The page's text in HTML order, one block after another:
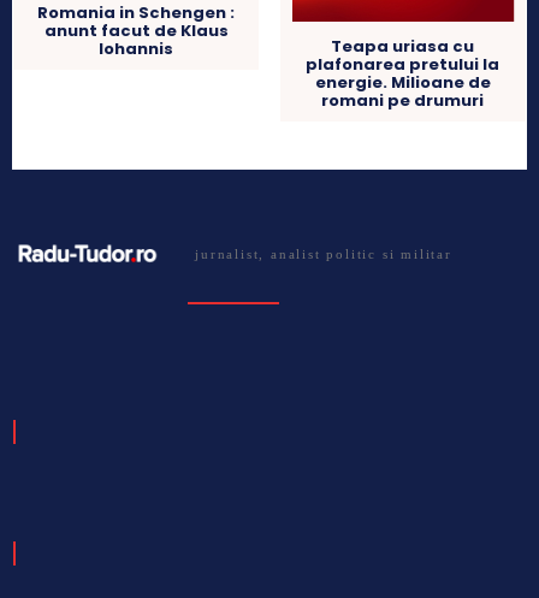
Romania in Schengen :
anunt facut de Klaus
Iohannis Teapa uriasa cu
plafonarea pretului la
energie. Milioane de
romani pe drumuri
jurnalist, analist politic si militar